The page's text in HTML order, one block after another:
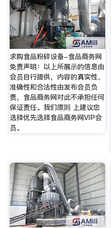
求购食品粉碎设备-食品商务网
免责声明：以上所展示的信息由
会员自行提供，内容的真实性、
准确性和合法性由发布会员负
责，食品商务网对此不承担任何
保证责任。我们原则 上建议您
选择优先选择食品商务网VIP会
员。